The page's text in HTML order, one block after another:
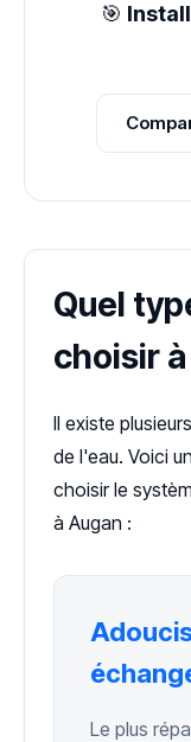
🎯
Quel
choisir
Il existe
de l'eau. Voici
choisir le
à Augan :
Le plus